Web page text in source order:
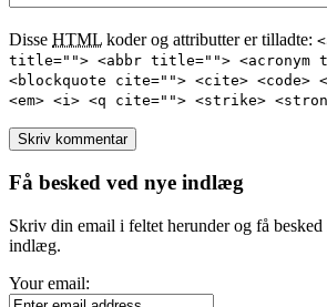
Disse HTML koder og attributter er tilladte:
title=""> <abbr title=""> <acronym
<blockquote cite=""> <cite> <code>
<em> <i> <q cite=""> <strike>
Få besked ved nye indlæg
Skriv din email i feltet herunder og få
indlæg.
Your email: